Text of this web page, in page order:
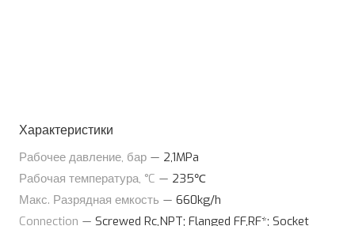
Характеристики
Рабочее давление, бар — 2,1MPa
Рабочая температура, °C — 235℃
Макс. Разрядная емкость — 660kg/h
Connection — Screwed Rc,NPT; Flanged FF,RF*; Socket